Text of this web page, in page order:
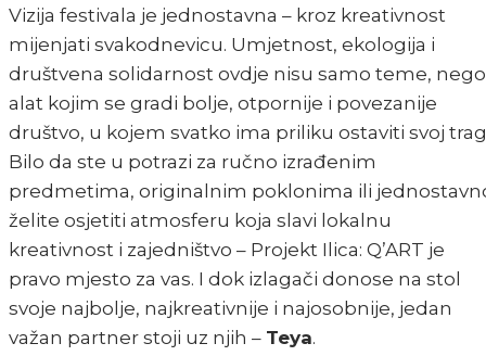
Vizija festivala je jednostavna – kroz kreativnost
mijenjati svakodnevicu. Umjetnost, ekologija i
društvena solidarnost ovdje nisu samo teme, nego
alat kojim se gradi bolje, otpornije i povezanije
društvo, u kojem svatko ima priliku ostaviti svoj
Bilo da ste u potrazi za ručno izrađenim
predmetima, originalnim poklonima ili
želite osjetiti atmosferu koja slavi lokalnu
kreativnost i zajedništvo – Projekt Ilica: Q’ART je
pravo mjesto za vas. I dok izlagači donose na stol
svoje najbolje, najkreativnije i najosobnije, jedan
važan partner stoji uz njih – Teya.